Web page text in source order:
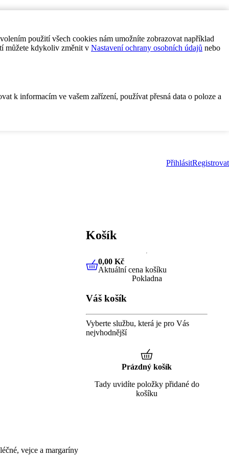
použití všech cookies nám umožníte zobrazovat například
můžete kdykoliv změnit v Nastavení ochrany osobních údajů nebo
k informacím ve vašem zařízení, používat přesná data o poloze a
PřihlásitRegistrovat
vejce a margaríny
Košík
0,00 KčAktuální cena košíku
0,00 Kč
Aktuální cena košíku
Pokladna
Váš košík
Vyberte službu, která je pro Vás
nejvhodnější
Prázdný košík
Tady uvidíte položky přidané do
košíku